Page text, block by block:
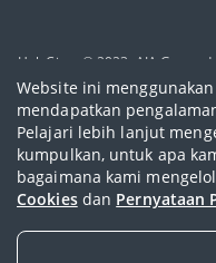
Website ini
mendapatkan
Pelajari lebih lanjut
kumpulkan, untuk apa
bagaimana kami
Cookiesdan Pernyataan
Hak Cipta © 2023, AIA Group
hukum yang berlaku. PT AIA
Jasa Keuangan.
Syarat penggunaan|
Peta situs |Whistleblower